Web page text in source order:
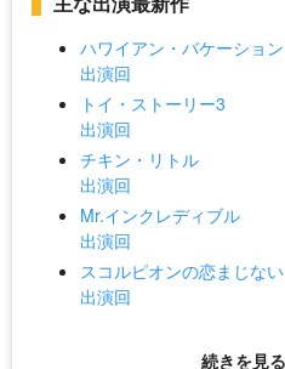
ハワイアン・バケーション
出演回
トイ・ストーリー3
出演回
チキン・リトル
出演回
Mr.インクレディブル
出演回
スコルピオンの恋まじない
出演回